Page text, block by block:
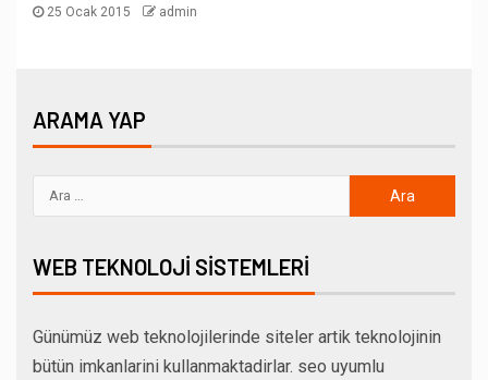
25 Ocak 2015 admin
ARAMA YAP
WEB TEKNOLOJI SISTEMLERI
Günümüz web teknolojilerinde siteler artik teknolojinin
bütün imkanlarini kullanmaktadirlar. seo uyumlu